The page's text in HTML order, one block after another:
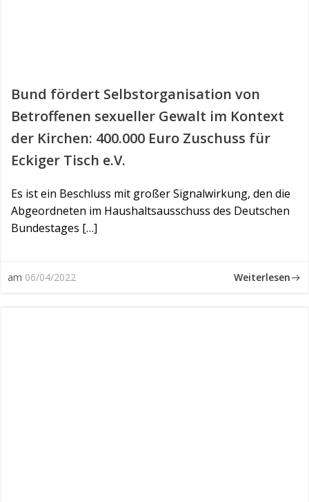
Bund fördert Selbstorganisation von
Betroffenen sexueller Gewalt im Kontext
der Kirchen: 400.000 Euro Zuschuss für
Eckiger Tisch e.V.
Es ist ein Beschluss mit großer Signalwirkung, den die
Abgeordneten im Haushaltsausschuss des Deutschen
Bundestages […]
am 06/04/2022 Weiterlesen